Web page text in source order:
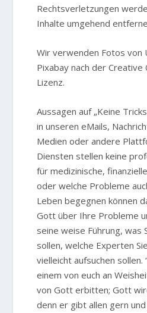
Rechtsverletzungen
Inhalte umgehend
Wir verwenden Fotos von
Pixabay nach der Creative
Lizenz.
Aussagen auf „Keine
in unseren eMails,
Medien oder andere
Diensten stellen keine
für medizinische,
oder welche Probleme
Leben begegnen können
Gott über Ihre Probleme
seine weise Führung, was
sollen, welche Experten
vielleicht aufsuchen sollen.
einem von euch an
von Gott erbitten; Gott
denn er gibt allen gern